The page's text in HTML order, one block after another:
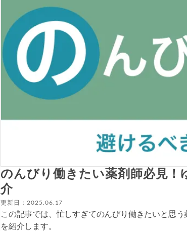
のんびり働きたい薬剤師必見
介
更新日：2025.06.17
この記事では、忙しすぎてのんびり働きたいと思
を紹介します。